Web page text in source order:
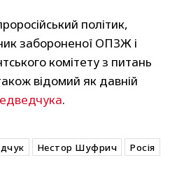
політик,
забороненої ОПЗЖ і
комітету з питань
відомий як давній
.
Нестор Шуфрич
Росія